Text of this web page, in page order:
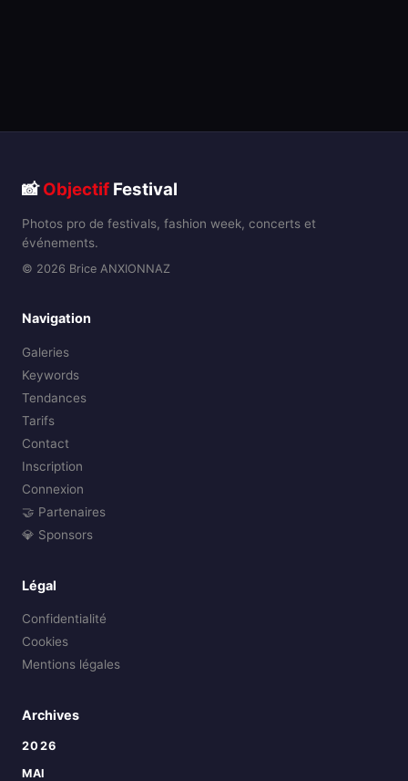
📸Objectif Festival
Photos pro de festivals, fashion week, concerts et
événements.
© 2026 Brice ANXIONNAZ
Navigation
Galeries
Keywords
Tendances
Tarifs
Contact
Inscription
Connexion
🤝 Partenaires
💎 Sponsors
Légal
Confidentialité
Cookies
Mentions légales
Archives
2026
MAI